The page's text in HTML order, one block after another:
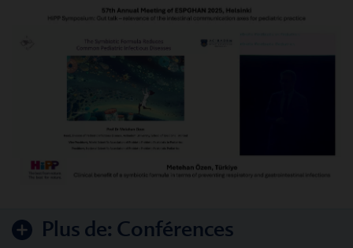
Plus de: Conférences